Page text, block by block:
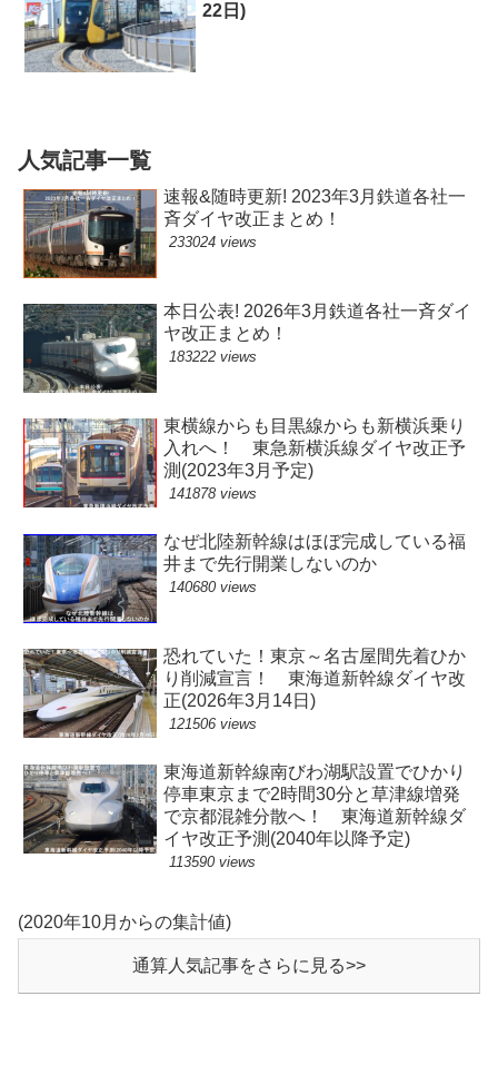
22日)
人気記事一覧
速報&随時更新! 2023年3月鉄道各社一
斉ダイヤ改正まとめ！
233024 views
本日公表! 2026年3月鉄道各社一斉ダイ
ヤ改正まとめ！
183222 views
東横線からも目黒線からも新横浜乗り
入れへ！ 東急新横浜線ダイヤ改正予
測(2023年3月予定)
141878 views
なぜ北陸新幹線はほぼ完成している福
井まで先行開業しないのか
140680 views
恐れていた！東京～名古屋間先着ひか
り削減宣言！ 東海道新幹線ダイヤ改
正(2026年3月14日)
121506 views
東海道新幹線南びわ湖駅設置でひかり
停車東京まで2時間30分と草津線増発
で京都混雑分散へ！ 東海道新幹線ダ
イヤ改正予測(2040年以降予定)
113590 views
(2020年10月からの集計値)
通算人気記事をさらに見る>>